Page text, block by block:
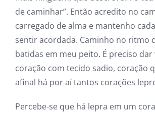
de caminhar”. Então acredito no
carregado de alma e mantenho
sentir acordada. Caminho no ritmo
batidas em meu peito. É preciso dar
coração com tecido sadio, coração
afinal há por aí tantos corações
Percebe-se que há lepra em um